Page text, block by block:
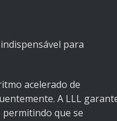
para
acelerado de
A LLL
permitindo que se